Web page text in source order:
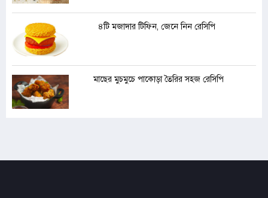
৪টি মজাদার টিফিন, জেনে নিন রেসিপি
মাছের মুচমুচে পাকোড়া তৈরির সহজ রেসিপি